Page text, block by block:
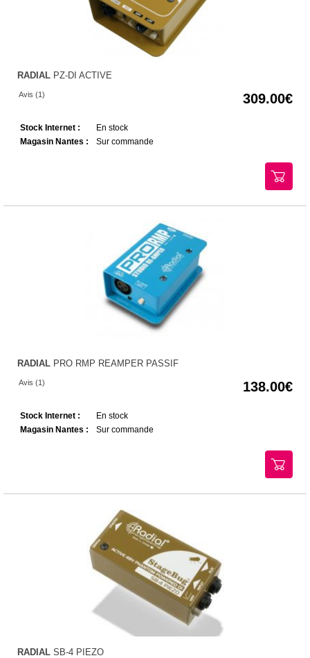
RADIAL PZ-DI ACTIVE
Avis (1) 309.00
Stock Internet :
En stock
Magasin Nantes :
Sur commande
RADIAL PRO RMP REAMPER PASSIF
Avis (1) 138.00
Stock Internet :
En stock
Magasin Nantes :
Sur commande
RADIAL SB-4 PIEZO